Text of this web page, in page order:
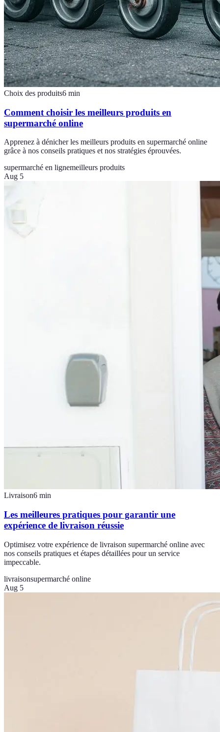
Choix des produits6 min
Comment choisir les meilleurs produits en
supermarché online
Apprenez à dénicher les meilleurs produits en supermarché online
grâce à nos conseils pratiques et nos stratégies éprouvées.
supermarché en lignemeilleurs produits
Aug 5
Livraison6 min
Les meilleures pratiques pour garantir une
expérience de livraison réussie
Optimisez votre expérience de livraison supermarché online avec
nos conseils pratiques et étapes détaillées pour un service
impeccable.
livraisonsupermarché online
Aug 5